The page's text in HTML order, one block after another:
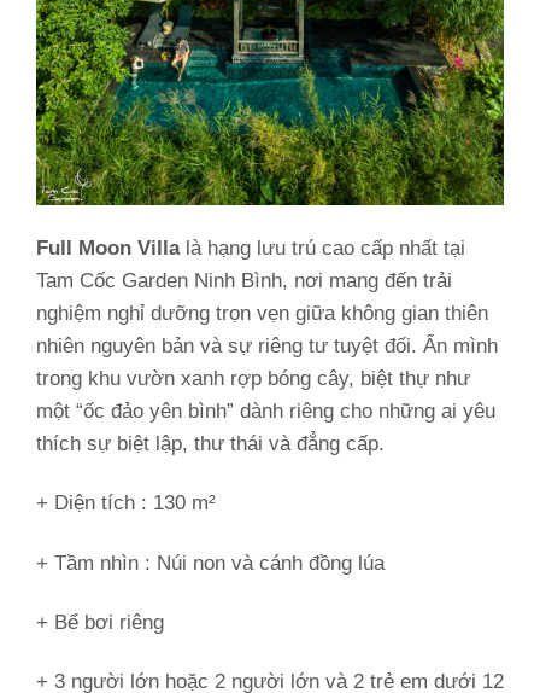
Full Moon Villalà hạng lưu trú cao cấp nhất tại
Tam Cốc Garden Ninh Bình, nơi mang đến trải
nghiệm nghỉ dưỡng trọn vẹn giữa không gian thiên
nhiên nguyên bản và sự riêng tư tuyệt đối. Ẩn mình
trong khu vườn xanh rợp bóng cây, biệt thự như
một “ốc đảo yên bình” dành riêng cho những ai yêu
thích sự biệt lập, thư thái và đẳng cấp.
+ Diện tích : 130 m²
+ Tầm nhìn : Núi non và cánh đồng lúa
+ Bể bơi riêng
+ 3 người lớn hoặc 2 người lớn và 2 trẻ em dưới 12